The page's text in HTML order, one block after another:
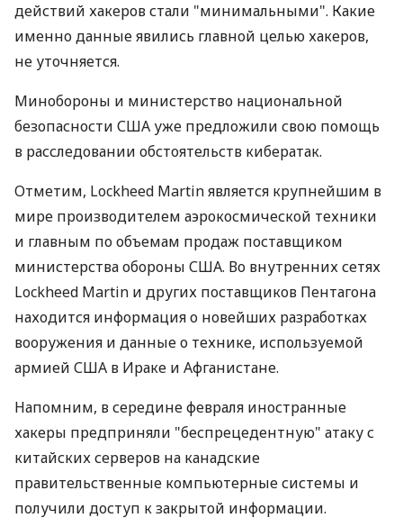
действий хакеров стали "минимальными". Какие
именно данные явились главной целью хакеров,
не уточняется.
Минобороны и министерство национальной
безопасности США уже предложили свою помощь
в расследовании обстоятельств кибератак.
Отметим, Lockheed Martin является крупнейшим в
мире производителем аэрокосмической техники
и главным по объемам продаж поставщиком
министерства обороны США. Во внутренних сетях
Lockheed Martin и других поставщиков Пентагона
находится информация о новейших разработках
вооружения и данные о технике, используемой
армией США в Ираке и Афганистане.
Напомним, в середине февраля иностранные
хакеры предприняли "беспрецедентную" атаку с
китайских серверов на канадские
правительственные компьютерные системы и
получили доступ к закрытой информации.